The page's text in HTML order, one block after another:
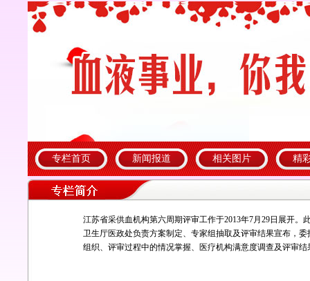
专栏首页 新闻报道 相关图片 精
江苏省采供血机构第六周期评审工作于2013年7月29日展开。
卫生厅医政处负责方案制定、专家组抽取及评审结果宣布，
组织、评审过程中的情况掌握、医疗机构满意度调查及评审